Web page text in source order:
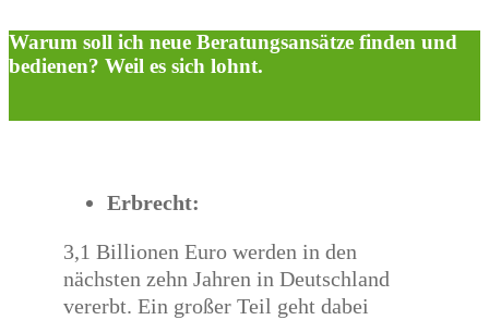
Warum soll ich neue Beratungsansätze finden und
bedienen? Weil es sich lohnt.
Erbrecht:
3,1 Billionen Euro werden in den
nächsten zehn Jahren in Deutschland
vererbt. Ein großer Teil geht dabei